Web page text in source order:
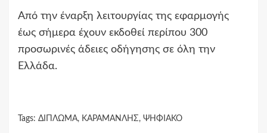
Από την έναρξη λειτουργίας της εφαρμογής
έως σήμερα έχουν εκδοθεί περίπου 300
προσωρινές άδειες οδήγησης σε όλη την
Ελλάδα.
Tags: ΔΙΠΛΩΜΑ, ΚΑΡΑΜΑΝΛΗΣ, ΨΗΦΙΑΚΟ